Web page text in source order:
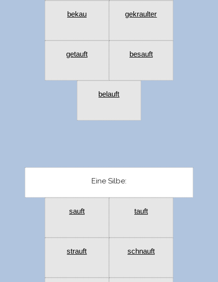
bekau gekraulter
getauft besauft
belauft
Eine Silbe:
sauft tauft
strauft schnauft